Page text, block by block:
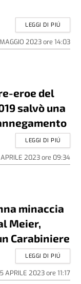
2023ore 14:03
LEGGI DI PIÚ
eroe del
salvò una
2023ore 09:34
LEGGI DI PIÚ
minaccia
Meier,
Carabiniere
5 APRILE 2023ore 11:17
LEGGI DI PIÚ